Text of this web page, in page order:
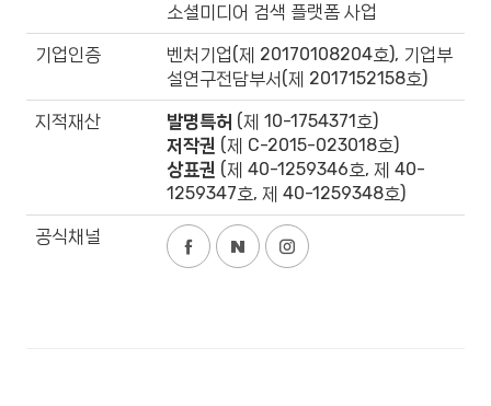
소셜미디어 검색 플랫폼 사업
기업인증
벤처기업(제 20170108204호), 기업부
설연구전담부서(제 2017152158호)
지적재산 발명특허 (제 10-1754371호)
저작권 (제 C-2015-023018호)
상표권 (제 40-1259346호, 제 40-
1259347호, 제 40-1259348호)
공식채널